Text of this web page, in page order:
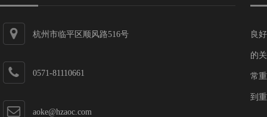
杭州市临平区顺风路516号
0571-81110661
aoke@hzaoc.com
良
的
常
到